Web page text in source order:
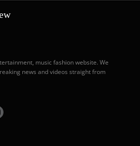
music fashion website. We
news and videos straight from